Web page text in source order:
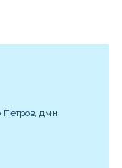
Петров, дмн